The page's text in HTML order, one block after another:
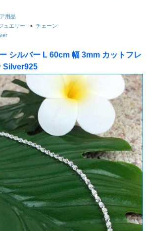
用品
ュエリー > チェーン
シルバー L 60cm 幅 3mm カットフレ
Silver925